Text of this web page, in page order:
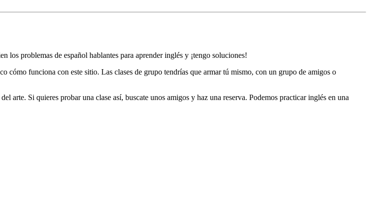
los problemas de español hablantes para aprender inglés y ¡tengo soluciones!
cómo funciona con este sitio. Las clases de grupo tendrías que armar tú mismo, con un grupo de amigos o
arte. Si quieres probar una clase así, buscate unos amigos y haz una reserva. Podemos practicar inglés en una